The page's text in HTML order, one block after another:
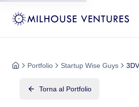
Portfolio Startup Wise Guys
Torna al Portfolio